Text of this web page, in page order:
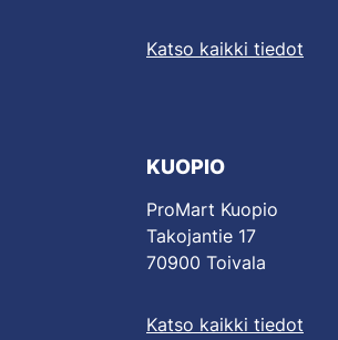
Katso kaikki tiedot
KUOPIO
ProMart Kuopio
Takojantie 17
70900 Toivala
Katso kaikki tiedot